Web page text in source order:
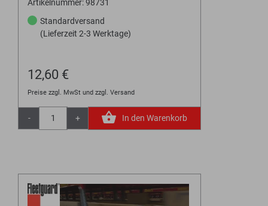
Artikelnummer: 98731
Standardversand
(Lieferzeit 2-3 Werktage)
12,60 €
Preise zzgl. MwSt und zzgl. Versand
- + In den Warenkorb